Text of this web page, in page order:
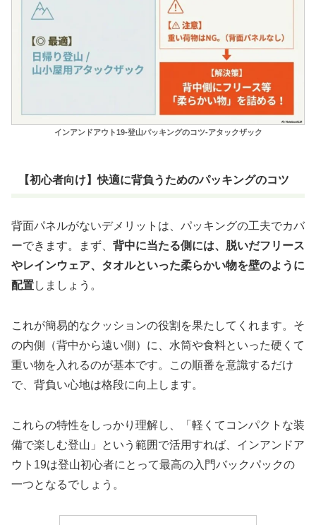
インアンドアウト19-登山パッキングのコツ-アタックザック
【初心者向け】快適に背負うためのパッキングのコツ
背面パネルがないデメリットは、パッキングの工夫でカバ
ーできます。まず、 背中に当たる側には、脱いだフリース
やレインウェア、タオルといった柔らかい物を壁のように
配置しましょう。
これが簡易的なクッションの役割を果たしてくれます。そ
の内側（背中から遠い側）に、水筒や食料といった硬くて
重い物を入れるのが基本です。この順番を意識するだけ
で、背負い心地は格段に向上します。
これらの特性をしっかり理解し、「軽くてコンパクトな装
備で楽しむ登山」という範囲で活用すれば、インアンドア
ウト19は登山初心者にとって最高の入門バックパックの
一つとなるでしょう。